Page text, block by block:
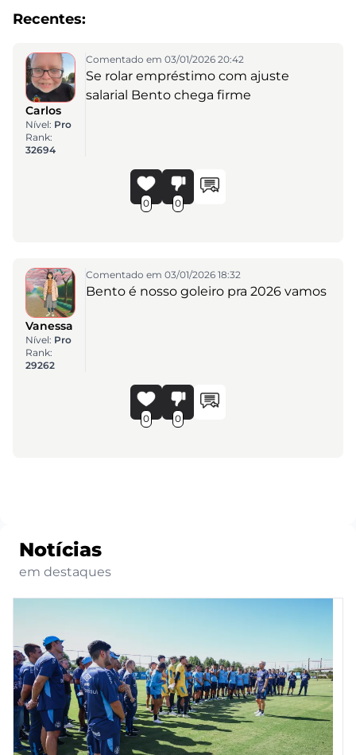
Recentes:
Carlos
Nível: Pro
Rank:
32694
Comentado em 03/01/2026 20:42
Se rolar empréstimo com ajuste
salarial Bento chega firme
0 0
Vanessa
Nível: Pro
Rank:
29262
Comentado em 03/01/2026 18:32
Bento é nosso goleiro pra 2026 vamos
0 0
Notícias
em destaques